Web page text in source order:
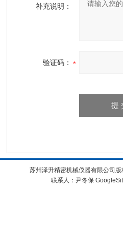
补充说明：
验证码：
苏州泽升精密机械仪器有限公司
联系人：尹冬保